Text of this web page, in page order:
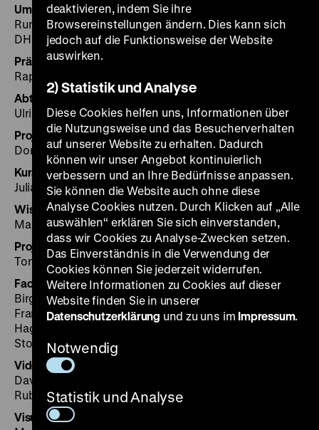
Umfang der Ausstellung
Rund 250 Exponate (davon über die Hälfte aus der
DHM-Sammlung )
Präsident
Raphael Gross
Abteilungsdirektorin Ausstellungen
Ulrike Kretzschmar
Projektleitung
Dorlis Blume
Kuratorin
Julia Voss
Wissenschaftliche Mitarbeit
Martin Baumert
Projektassistenz
Toni Wagner
Fachbeirat
Birgit Aschmann, Etienne Benson, Christina Brandt,
Franz-Josef Brüggemeier, Moritz Epple, Michael
Hagner, Dirk van Laak, Ulinka Rublack, Barbara
Stollberg-Rilinger
Video-Interviews zum Thema Natur mit
David Blackbourn, Nils Franke, Annette Kehnel, Ulinka
Rublack, Veronika Settele, Nikolaus Wachsmann
Visuelle Beratung
deaktivieren, indem Sie ihre
Browsereinstellungen ändern. Dies kann sich
jedoch auf die Funktionsweise der Website
auswirken.
2) Statistik und Analyse
Diese Cookies helfen uns, Informationen über
die Nutzungsweise und das Besucherverhalten
auf unserer Website zu erhalten. Dadurch
können wir unser Angebot kontinuierlich
verbessern und an Ihre Bedürfnisse anpassen.
Sie können die Website auch ohne diese
Analyse Cookies nutzen. Durch Klicken auf „Alle
auswählen“ erklären Sie sich einverstanden,
dass wir Cookies zu Analyse-Zwecken setzen.
Das Einverständnis in die Verwendung der
Cookies können Sie jederzeit widerrufen.
Weitere Informationen zu Cookies auf dieser
Website finden Sie in unserer
Datenschutzerklärung und zu uns im Impressum.
Notwendig
Statistik und Analyse